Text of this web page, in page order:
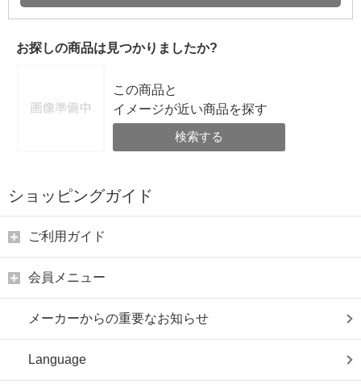
お探しの商品は見つかりましたか?
この商品と
イメージが近い商品を探す
検索する
ショッピングガイド
ご利用ガイド
会員メニュー
メーカーからの重要なお知らせ
Language